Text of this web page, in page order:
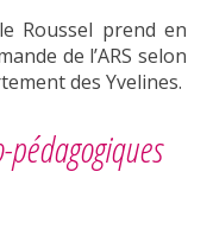
Roussel prend en
de l’ARS selon
des Yvelines.
pédagogiques